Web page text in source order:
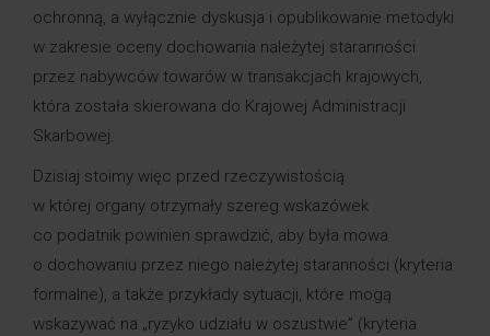
ochronną, a wyłącznie dyskusja i opublikowanie metodyki
w zakresie oceny dochowania należytej staranności
przez nabywców towarów w transakcjach krajowych,
która została skierowana do Krajowej Administracji
Skarbowej.
Dzisiaj stoimy więc przed rzeczywistością
w której organy otrzymały szereg wskazówek
co podatnik powinien sprawdzić, aby była mowa
o dochowaniu przez niego należytej staranności (kryteria
formalne), a także przykłady sytuacji, które mogą
wskazywać na „ryzyko udziału w oszustwie” (kryteria